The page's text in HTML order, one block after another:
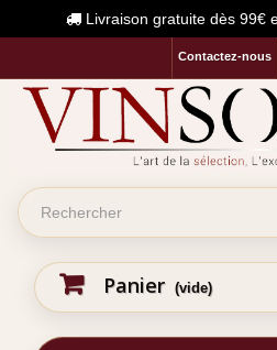
Livraison gratuite dès 99€
Contactez-nous
Panier (vide)